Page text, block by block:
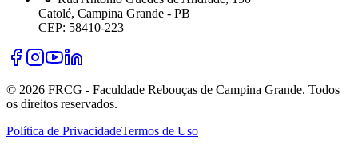
Catolé, Campina Grande - PB
CEP: 58410-223
© 2026 FRCG - Faculdade Rebouças de Campina Grande. Todos
os direitos reservados.
Política de PrivacidadeTermos de Uso